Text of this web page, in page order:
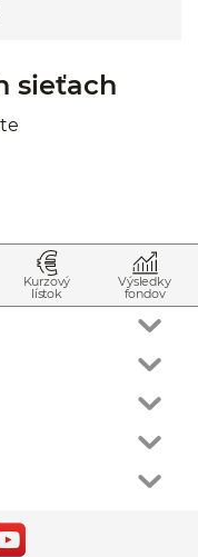
sieťach
Kurzový
lístok
Výsledky
fondov